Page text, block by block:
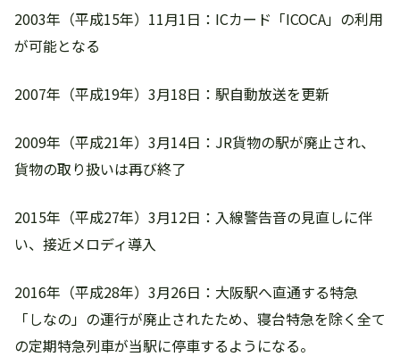
2003年（平成15年）11月1日：ICカード「ICOCA」の利用
が可能となる
2007年（平成19年）3月18日：駅自動放送を更新
2009年（平成21年）3月14日：JR貨物の駅が廃止され、
貨物の取り扱いは再び終了
2015年（平成27年）3月12日：入線警告音の見直しに伴
い、接近メロディ導入
2016年（平成28年）3月26日：大阪駅へ直通する特急
「しなの」の運行が廃止されたため、寝台特急を除く全て
の定期特急列車が当駅に停車するようになる。